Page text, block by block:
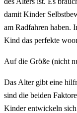
damit Kinder
am Radfahren haben.
Kind das perfekte
Auf die Größe (nicht
Das Alter gibt eine
sind die beiden
Kinder entwickeln